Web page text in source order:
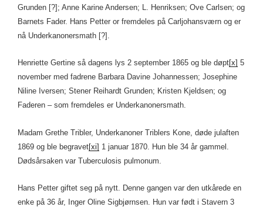
Grunden [?]; Anne Karine Andersen; L. Henriksen; Ove Carlsen; og
Barnets Fader. Hans Petter or fremdeles på Carljohansværn og er
nå Underkanonersmath [?].
Henriette Gertine så dagens lys 2 september 1865 og ble døpt[x] 5
november med fadrene Barbara Davine Johannessen; Josephine
Niline Iversen; Stener Reihardt Grunden; Kristen Kjeldsen; og
Faderen – som fremdeles er Underkanonersmath.
Madam Grethe Tribler, Underkanoner Triblers Kone, døde julaften
1869 og ble begravet[xi] 1 januar 1870. Hun ble 34 år gammel.
Dødsårsaken var Tuberculosis pulmonum.
Hans Petter giftet seg på nytt. Denne gangen var den utkårede en
enke på 36 år, Inger Oline Sigbjørnsen. Hun var født i Stavern 3